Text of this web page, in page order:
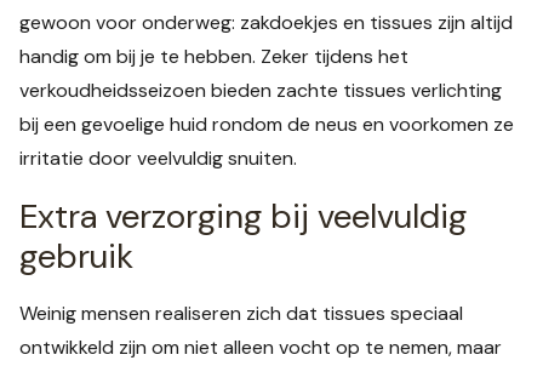
gewoon voor onderweg: zakdoekjes en tissues zijn altijd
handig om bij je te hebben. Zeker tijdens het
verkoudheidsseizoen bieden zachte tissues verlichting
bij een gevoelige huid rondom de neus en voorkomen ze
irritatie door veelvuldig snuiten.
Extra verzorging bij veelvuldig
gebruik
Weinig mensen realiseren zich dat tissues speciaal
ontwikkeld zijn om niet alleen vocht op te nemen, maar